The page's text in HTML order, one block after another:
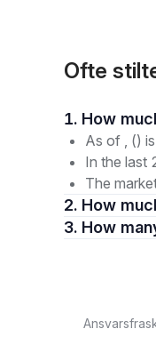
Ofte
As of , ()
In the last
The
2. How